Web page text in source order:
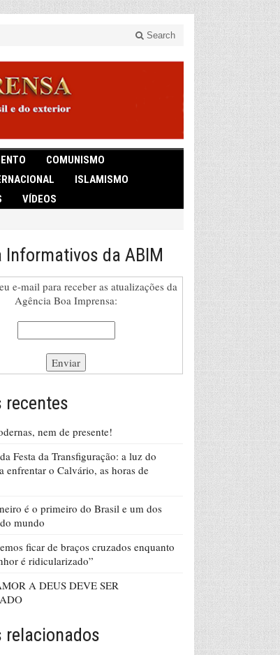
Search
COMUNISMO
ISLAMISMO
VÍDEOS
Informativos da ABIM
e-mail para receber as atualizações da
Agência Boa Imprensa:
nem de presente!
Festa da Transfiguração: a luz do
enfrentar o Calvário, as horas de
é o primeiro do Brasil e um dos
mundo
ficar de braços cruzados enquanto
é ridicularizado”
A DEUS DEVE SER
relacionados